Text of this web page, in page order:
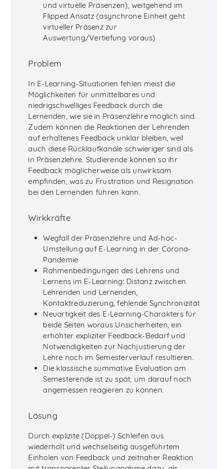
und virtuelle Präsenzen), weitgehend im
Flipped Ansatz (asynchrone Einheit geht
virtueller Präsenz zur
Auswertung/Vertiefung voraus)
Problem
In E-Learning-Situationen fehlen meist die
Möglichkeiten für unmittelbares und
niedrigschwelliges Feedback durch die
Lernenden, wie sie in Präsenzlehre möglich sind.
Zudem können die Reaktionen der Lehrenden
auf erhaltenes Feedback unklar bleiben, weil
auch diese Rücklaufkanäle schwieriger sind als
in Präsenzlehre. Studierende können so ihr
Feedback möglicherweise als unwirksam
empfinden, was zu Frustration und Resignation
bei den Lernenden führen kann.
Wirkkräfte
Wegfall der Präsenzlehre und Ad-hoc-
Umstellung auf E-Learning in der Corona-
Pandemie
Rahmenbedingungen des Lehrens und
Lernens im E-Learning: Distanz zwischen
Lehrenden und Lernenden,
Kontaktreduzierung, fehlende Synchronizität
Neuartigkeit des E-Learning-Charakters für
beide Seiten woraus Unsicherheiten, ein
erhöhter expliziter Feedback-Bedarf und
Notwendigkeiten zur Nachjustierung der
Lehre noch im Semesterverlauf resultieren.
Die klassische summative Evaluation am
Semesterende ist zu spät, um darauf noch
angemessen reagieren zu können.
Lösung
Durch explizite (Doppel-) Schleifen aus
wiederholt und wechselseitig ausgeführtem
Einholen von Feedback und zeitnaher Reaktion